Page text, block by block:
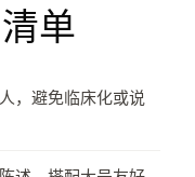
单
，避免临床化或说